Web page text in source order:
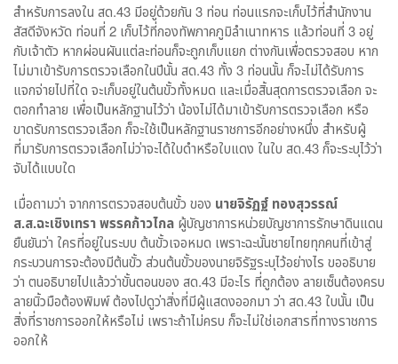
สำหรับการลงใน สด.43 มีอยู่ด้วยกัน 3 ท่อน ท่อนแรกจะเก็บไว้ที่สำนักงาน
สัสดีจังหวัด ท่อนที่ 2 เก็บไว้ที่กองทัพภาคภูมิลำเนาทหาร แล้วท่อนที่ 3 อยู่
กับเจ้าตัว หากผ่อนผันแต่ละท่อนก็จะถูกเก็บแยก ต่างกันเพื่อตรวจสอบ หาก
ไม่มาเข้ารับการตรวจเลือกในปีนั้น สด.43 ทั้ง 3 ท่อนนั้น ก็จะไม่ได้รับการ
แจกจ่ายไปที่ใด จะเก็บอยู่ในต้นขั้วทั้งหมด และเมื่อสิ้นสุดการตรวจเลือก จะ
ตอกทำลาย เพื่อเป็นหลักฐานไว้ว่า น้องไม่ได้มาเข้ารับการตรวจเลือก หรือ
ขาดรับการตรวจเลือก ก็จะใช้เป็นหลักฐานราชการอีกอย่างหนึ่ง สำหรับผู้
ที่มารับการตรวจเลือกไม่ว่าจะได้ใบดำหรือใบแดง ในใบ สด.43 ก็จะระบุไว้ว่า
จับได้แบบใด
เมื่อถามว่า จากการตรวจสอบต้นขั้ว ของ นายจิรัฏฐ์ ทองสุวรรณ์
ส.ส.ฉะเชิงเทรา พรรคก้าวไกล ผู้บัญชาการหน่วยบัญชาการรักษาดินแดน
ยืนยันว่า ใครที่อยู่ในระบบ ต้นขั้วเจอหมด เพราะฉะนั้นชายไทยทุกคนที่เข้าสู่
กระบวนการจะต้องมีต้นขั้ว ส่วนต้นขั้วของนายจิรัฐระบุไว้อย่างไร ขออธิบาย
ว่า ตนอธิบายไปแล้วว่าขั้นตอนของ สด.43 มีอะไร ที่ถูกต้อง ลายเซ็นต้องครบ
ลายนิ้วมือต้องพิมพ์ ต้องไปดูว่าสิ่งที่มีผู้แสดงออกมา ว่า สด.43 ใบนั้น เป็น
สิ่งที่ราชการออกให้หรือไม่ เพราะถ้าไม่ครบ ก็จะไม่ใช่เอกสารที่ทางราชการ
ออกให้